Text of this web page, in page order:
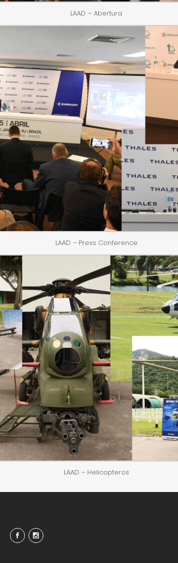
LAAD – Abertura
LAAD – Press Conference
LAAD – Helicopteros